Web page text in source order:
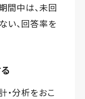
間中は、未回
い、回答率を
・分析をおこ